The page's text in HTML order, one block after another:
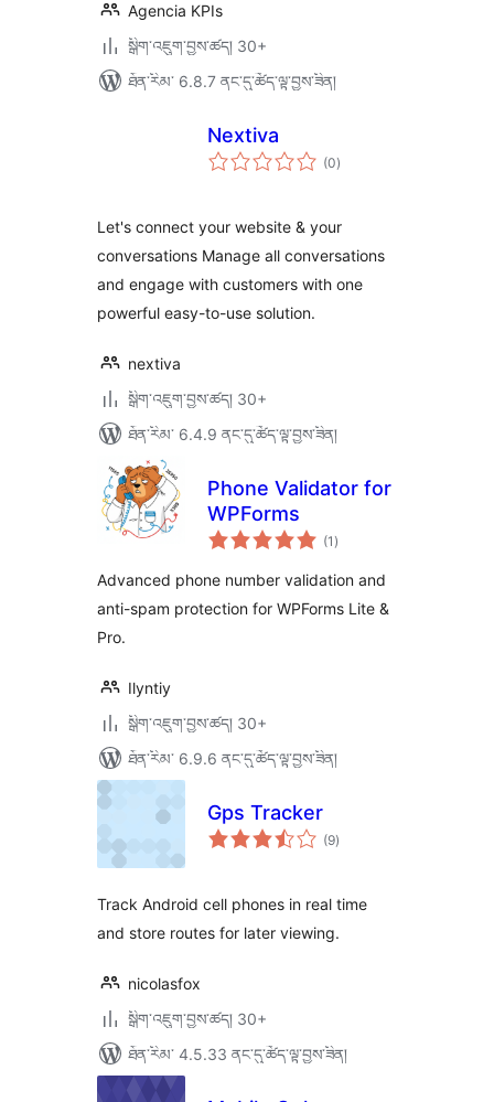
Agencia KPIs
སྒྲིག་འཇུག་བྱས་ཚད། 30+
ཐོན་རིམ་ 6.8.7 ནང་དུ་ཚོད་ལྟ་བྱས་ཟིན།
Nextiva
(0གདེང་
འཇོག་
)
Let's connect your website & your
conversations Manage all conversations
and engage with customers with one
powerful easy-to-use solution.
nextiva
སྒྲིག་འཇུག་བྱས་ཚད། 30+
ཐོན་རིམ་ 6.4.9 ནང་དུ་ཚོད་ལྟ་བྱས་ཟིན།
Phone Validator for
WPForms
(1 གདེང་
འཇོག་
ཚང་།
)
Advanced phone number validation and
anti-spam protection for WPForms Lite &
Pro.
Ilyntiy
སྒྲིག་འཇུག་བྱས་ཚད། 30+
ཐོན་རིམ་ 6.9.6 ནང་དུ་ཚོད་ལྟ་བྱས་ཟིན།
Gps Tracker
(9གདེང་
འཇོག་
)
Track Android cell phones in real time
and store routes for later viewing.
nicolasfox
སྒྲིག་འཇུག་བྱས་ཚད། 30+
ཐོན་རིམ་ 4.5.33 ནང་དུ་ཚོད་ལྟ་བྱས་ཟིན།